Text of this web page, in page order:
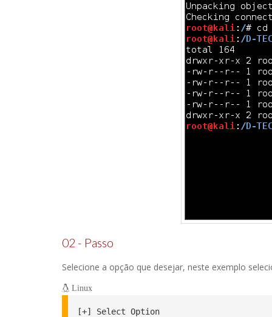
02 - Passo
Selecione a opção que desejar, neste exemplo
Linux
[+] Select Option